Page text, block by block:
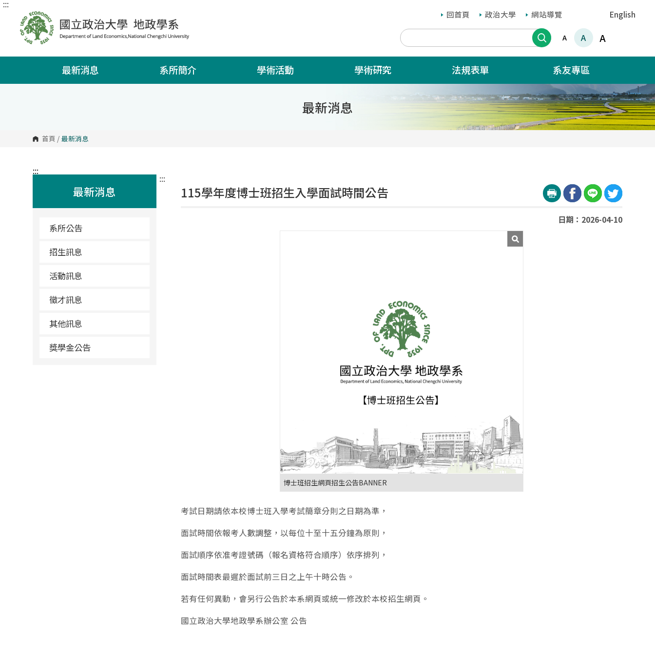
跳
塊
:::
回首頁 政治大學 網站導覽 English
搜尋A A A
最新消息 系所簡介 學術活動 學術研究 法規表單 系友專區
最新消息
首頁 / 最新消息
:::
最新消息
系所公告
招生訊息
活動訊息
徵才訊息
其他訊息
獎學金公告
:::
115學年度博士班招生入學面試時間公告
日期：2026-04-10
博士班招生網頁招生公告BANNER
考試日期請依本校博士班入學考試簡章分則之日期為準，
面試時間依報考人數調整，以每位十至十五分鐘為原則，
面試順序依准考證號碼（報名資格符合順序）依序排列，
面試時間表最遲於面試前三日之上午十時公告。
若有任何異動，會另行公告於本系網頁或統一修改於本校招生網頁。
國立政治大學地政學系辦公室 公告